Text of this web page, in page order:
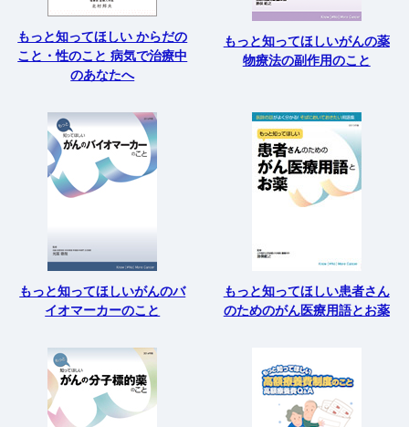
もっと知ってほしい からだの
こと・性のこと 病気で治療中
のあなたへ
もっと知ってほしいがんの薬
物療法の副作用のこと
もっと知ってほしいがんのバ
イオマーカーのこと
もっと知ってほしい患者さん
のためのがん医療用語とお薬